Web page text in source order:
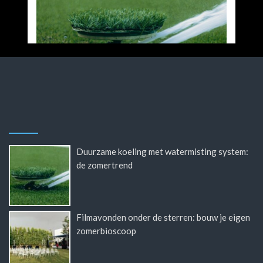
Duurzame koeling met watermisting system:
de zomertrend
Filmavonden onder de sterren: bouw je eigen
zomerbioscoop